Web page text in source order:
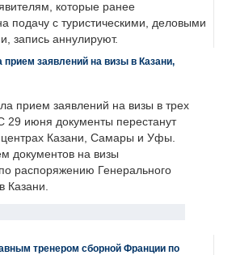
которые ранее
подачу с туристическими, деловыми
запись аннулируют.
прием заявлений на визы в Казани,
прием заявлений на визы в трех
29 июня документы перестанут
центрах Казани, Самары и Уфы.
документов на визы
распоряжению Генерального
Казани.
тренером сборной Франции по